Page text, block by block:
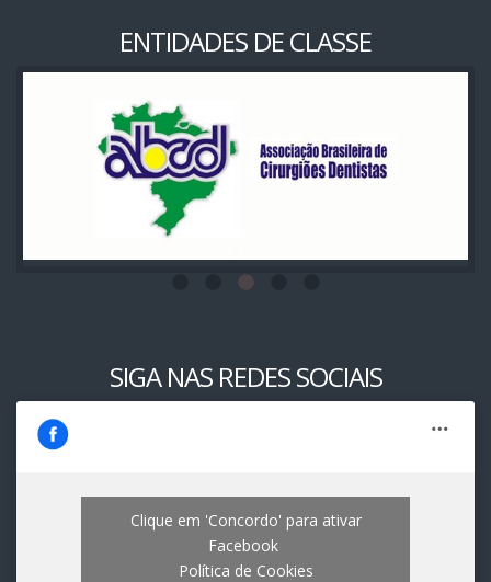
ENTIDADES DE CLASSE
SIGA NAS REDES SOCIAIS
Clique em 'Concordo' para ativar
Facebook
Política de Cookies